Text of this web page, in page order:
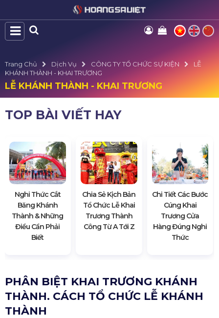
Trang Chủ Dịch Vụ CÔNG TY TỔ CHỨC SỰ KIỆN
LỄ
KHÁNH THÀNH - KHAI TRƯƠNG
LỄ KHÁNH THÀNH - KHAI TRƯƠNG
TOP BÀI VIẾT HAY
Nghi Thức Cắt
Băng Khánh
Thành & Những
Điều Cần Phải
Biết
Chia Sẻ Kịch Bản
Tổ Chức Lễ Khai
Trương Thành
Công Từ A Tới Z
Chi Tiết Các Bước
Cúng Khai
Trương Cửa
Hàng Đúng Nghi
Thức
PHÂN BIỆT KHAI TRƯƠNG KHÁNH
THÀNH. CÁCH TỔ CHỨC LỄ KHÁNH
THÀNH